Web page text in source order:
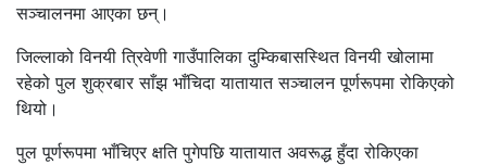
सञ्चालनमा आएका छन्।
जिल्लाको विनयी त्रिवेणी गाउँपालिका दुम्किबासस्थित विनयी खोलामा
रहेको पुल शुक्रबार साँझ भाँचिदा यातायात सञ्चालन पूर्णरूपमा रोकिएको
थियो।
पुल पूर्णरूपमा भाँचिएर क्षति पुगेपछि यातायात अवरूद्ध हुँदा रोकिएका